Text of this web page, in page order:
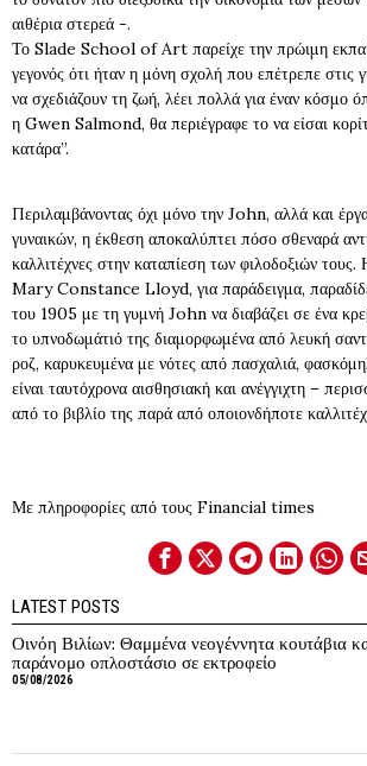
αιθέρια στερεά -.
Το Slade School of Art παρείχε την πρώιμη
γεγονός ότι ήταν η μόνη σχολή που επέτρεπε στις
να σχεδιάζουν τη ζωή, λέει πολλά για έναν κόσμο
η Gwen Salmond, θα περιέγραφε το να είσαι
κατάρα”.
Περιλαμβάνοντας όχι μόνο την John, αλλά και
γυναικών, η έκθεση αποκαλύπτει πόσο σθεναρά
καλλιτέχνες στην καταπίεση των φιλοδοξιών τους.
Mary Constance Lloyd, για παράδειγμα,
του 1905 με τη γυμνή John να διαβάζει σε ένα
το υπνοδωμάτιό της διαμορφωμένα από λευκή
ροζ, καρυκευμένα με νότες από πασχαλιά,
είναι ταυτόχρονα αισθησιακή και ανέγγιχτη –
από το βιβλίο της παρά από οποιονδήποτε
Με πληροφορίες από τους Financial times
LATEST POSTS
Οινόη Βιλίων: Θαμμένα νεογέννητα κουτάβια
παράνομο οπλοστάσιο σε εκτροφείο
05/08/2026